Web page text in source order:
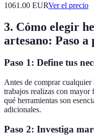
1061.00 EURVer el precio
3. Cómo elegir
artesano: Paso a
Paso 1: Define tus
Antes de comprar
trabajos realizas con mayor
qué herramientas son
adicionales.
Paso 2: Investiga